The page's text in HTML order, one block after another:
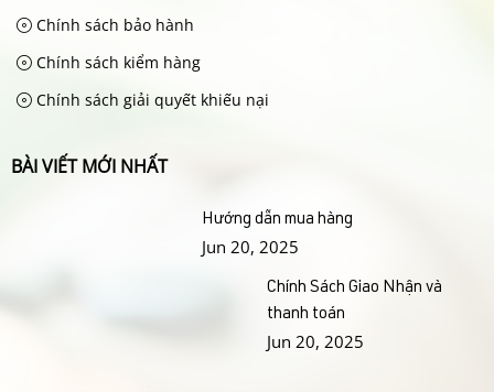
Chính sách bảo hành
Chính sách kiểm hàng
Chính sách giải quyết khiếu nại
BÀI VIẾT MỚI NHẤT
Hướng dẫn mua hàng
Jun 20, 2025
Chính Sách Giao Nhận và
thanh toán
Jun 20, 2025